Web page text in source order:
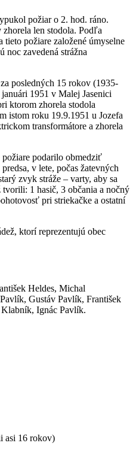
požiar o 2. hod. ráno.
len stodola. Podľa
požiare založené úmyselne
noc zavedená strážna
posledných 15 rokov (1935-
1951 v Malej Jasenici
ktorom zhorela stodola
istom roku 19.9.1951 u Jozefa
transformátore a zhorela
požiare podarilo obmedziť
v lete, počas žatevných
zvyk stráže – varty, aby sa
1 hasič, 3 občania a nočný
pri striekačke a ostatní
ktorí reprezentujú obec
Heldes, Michal
Gustáv Pavlík, František
Ignác Pavlík.
asi 16 rokov)